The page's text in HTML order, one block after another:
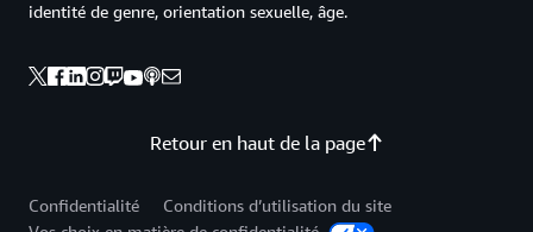
Retour en haut de la page
identité de genre, orientation sexuelle, âge.
Confidentialité
Conditions d’utilisation du site